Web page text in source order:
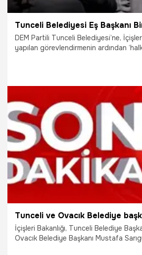
DEM Partili Tunceli Belediyesi’ne, İçişleri
yapılan görevlendirmenin ardından
24.11.2024 Gündem
İçişleri Bakanlığı, Tunceli Belediye
Ovacık Belediye Başkanı Mustafa